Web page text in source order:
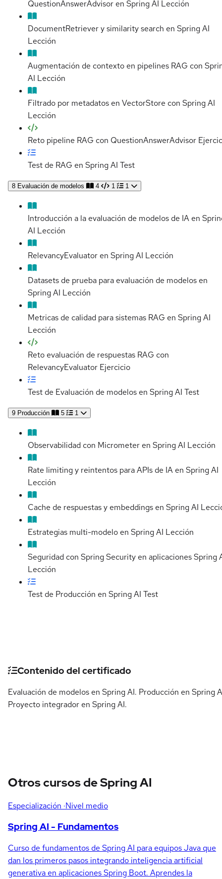
QuestionAnswerAdvisor en Spring AI Lección
DocumentRetriever y similarity search en Spring AI
Lección
Augmentación de contexto en pipelines RAG con
AI Lección
Filtrado por metadatos en VectorStore con Spring AI
Lección
Reto pipeline RAG con QuestionAnswerAdvisor
Test de RAG en Spring AI Test
8 Evaluación de modelos 4 1 1
Introducción a la evaluación de modelos de IA en
AI Lección
RelevancyEvaluator en Spring AI Lección
Datasets de prueba para evaluación de modelos en
Spring AI Lección
Metricas de calidad para sistemas RAG en Spring AI
Lección
Reto evaluación de respuestas RAG con
RelevancyEvaluator Ejercicio
Test de Evaluación de modelos en Spring AI Test
9 Producción 5 1
Observabilidad con Micrometer en Spring AI Lección
Rate limiting y reintentos para APIs de IA en Spring AI
Lección
Cache de respuestas y embeddings en Spring AI
Estrategias multi-modelo en Spring AI Lección
Seguridad con Spring Security en aplicaciones Spring
Lección
Test de Producción en Spring AI Test
Detalles del curso
Contenido del certificado
Evaluación de modelos en Spring AI. Producción en Spring
Proyecto integrador en Spring AI.
Otros cursos de Spring AI
Especialización ·Nivel medio
Spring AI - Fundamentos
Curso de fundamentos de Spring AI para equipos Java que
dan los primeros pasos integrando inteligencia artificial
generativa en aplicaciones Spring Boot. Aprendes la